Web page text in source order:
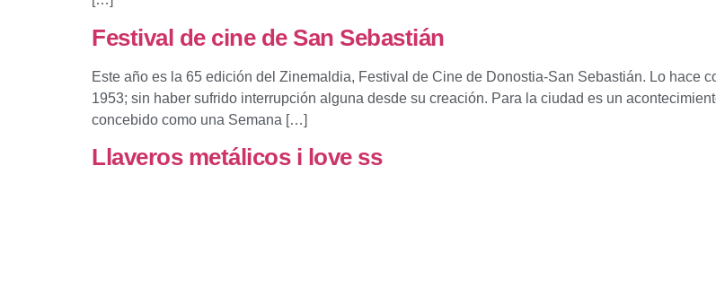
Festival de cine de San Sebastián
Este año es la 65 edición del Zinemaldia, Festival de Cine de Donostia-San Sebastián. Lo hace
1953; sin haber sufrido interrupción alguna desde su creación. Para la ciudad es un
concebido como una Semana […]
Llaveros metálicos i love ss